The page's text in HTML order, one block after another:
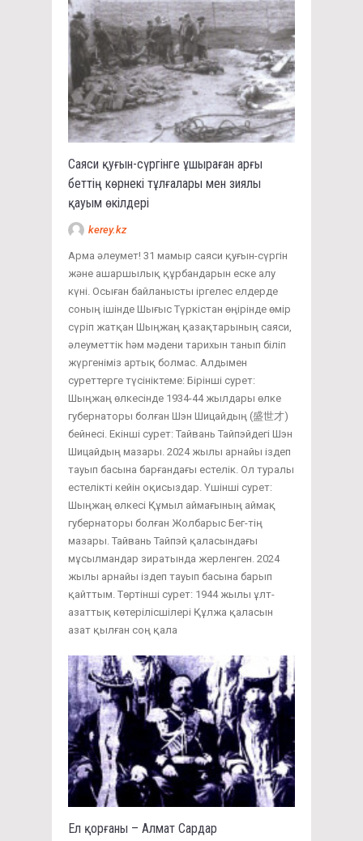
Саяси қуғын-сүргінге ұшыраған арғы
беттің көрнекі тұлғалары мен зиялы
қауым өкілдері
kerey.kz
Арма әлеумет! 31 мамыр саяси қуғын-сүргін
және ашаршылық құрбандарын еске алу
күні. Осыған байланысты іргелес елдерде
соның ішінде Шығыс Түркістан өңірінде өмір
сүріп жатқан Шыңжаң қазақтарының саяси,
әлеуметтік һәм мәдени тарихын танып біліп
жүргеніміз артық болмас. Алдымен
суреттерге түсініктеме: Бірінші сурет:
Шыңжаң өлкесінде 1934-44 жылдары өлке
губернаторы болған Шэн Шицайдың (盛世才)
бейнесі. Екінші сурет: Тайвань Тайпэйдегі Шэн
Шицайдың мазары. 2024 жылы арнайы іздеп
тауып басына барғандағы естелік. Ол туралы
естелікті кейін оқисыздар. Үшінші сурет:
Шыңжаң өлкесі Құмыл аймағының аймақ
губернаторы болған Жолбарыс Бег-тің
мазары. Тайвань Тайпэй қаласындағы
мұсылмандар зиратында жерленген. 2024
жылы арнайы іздеп тауып басына барып
қайттым. Төртінші сурет: 1944 жылы ұлт-
азаттық көтерілісшілері Құлжа қаласын
азат қылған соң қала
Ел қорғаны – Алмат Сардар